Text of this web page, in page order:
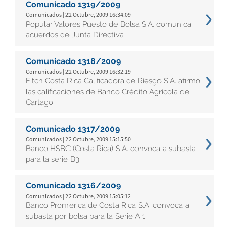
Comunicado 1319/2009
Comunicados | 22 Octubre, 2009 16:34:09
Popular Valores Puesto de Bolsa S.A. comunica
acuerdos de Junta Directiva
Comunicado 1318/2009
Comunicados | 22 Octubre, 2009 16:32:19
Fitch Costa Rica Calificadora de Riesgo S.A. afirmó
las calificaciones de Banco Crédito Agrícola de
Cartago
Comunicado 1317/2009
Comunicados | 22 Octubre, 2009 15:15:50
Banco HSBC (Costa Rica) S.A. convoca a subasta
para la serie B3
Comunicado 1316/2009
Comunicados | 22 Octubre, 2009 15:05:12
Banco Promerica de Costa Rica S.A. convoca a
subasta por bolsa para la Serie A 1